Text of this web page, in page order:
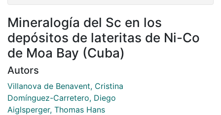
Mineralogía del Sc en los
depósitos de lateritas de Ni-Co
de Moa Bay (Cuba)
Autors
Villanova de Benavent, Cristina
Domínguez-Carretero, Diego
Aiglsperger, Thomas Hans